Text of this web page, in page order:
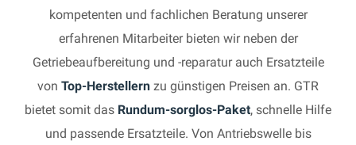
kompetenten und fachlichen Beratung unserer
erfahrenen Mitarbeiter bieten wir neben der
Getriebeaufbereitung und -reparatur auch Ersatzteile
von Top-Herstellern zu günstigen Preisen an. GTR
bietet somit das Rundum-sorglos-Paket, schnelle Hilfe
und passende Ersatzteile. Von Antriebswelle bis